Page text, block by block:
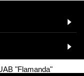
"Flamanda"